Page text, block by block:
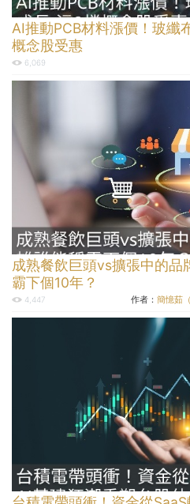
AI推動PCB材料漲價！玻纖
概念股受惠
6,069
成熟餐飲巨頭vs擴張中的品
霸下個10年？
4,447 作者： 簡憶茹